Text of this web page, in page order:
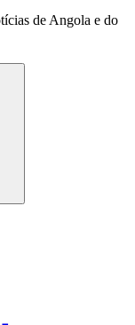
de Angola e do